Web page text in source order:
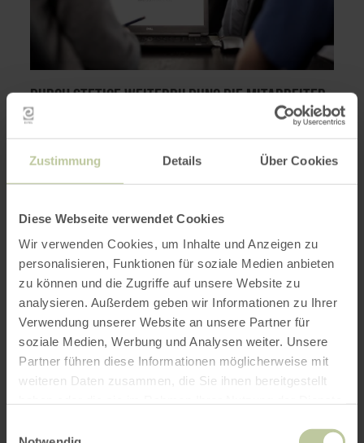
Zustimmung Details Über Cookies
Diese Webseite verwendet Cookies
Wir verwenden Cookies, um Inhalte und Anzeigen zu
personalisieren, Funktionen für soziale Medien anbieten
zu können und die Zugriffe auf unsere Website zu
analysieren. Außerdem geben wir Informationen zu Ihrer
Verwendung unserer Website an unsere Partner für
soziale Medien, Werbung und Analysen weiter. Unsere
Partner führen diese Informationen möglicherweise mit
weiteren Daten zusammen, die Sie ihnen bereitgestellt
Durch stetige Weiterbildung die Mitarbeiter
befähigen, motivieren und binden
Monschau ein wichtiges Instrument, um sich dem
Fachkräftemangel und technischen Fortschritt zu
allen Mitarbeitenden – vom Azubi bis zur
Führungskraft – dazu ein umfangreiches
Weiterbildungsangebot…
WEITERE INFOS